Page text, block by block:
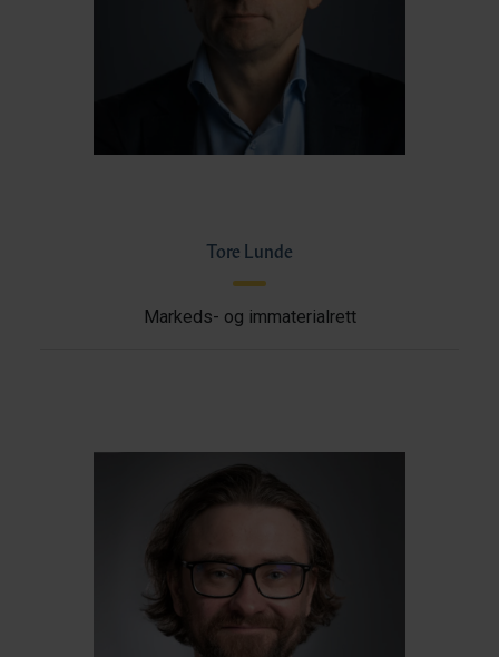
Tore Lunde
Markeds- og immaterialrett